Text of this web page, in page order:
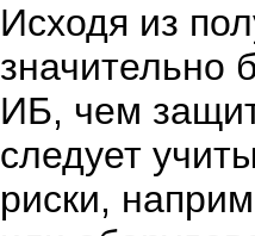
Исходя из
значительно
ИБ, чем
следует
риски,